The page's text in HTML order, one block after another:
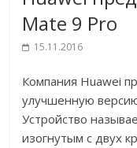
Mate 9 Pro
15.11.2016
Компания Huawei
улучшенную
Устройство
изогнутым с двух